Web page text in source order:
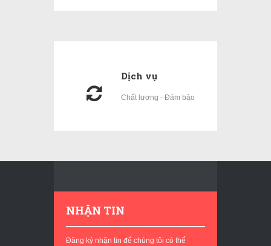
Dịch vụ
Chất lượng - Đảm bảo
NHẬN TIN
Đăng ký nhận tin để chúng tôi có thể